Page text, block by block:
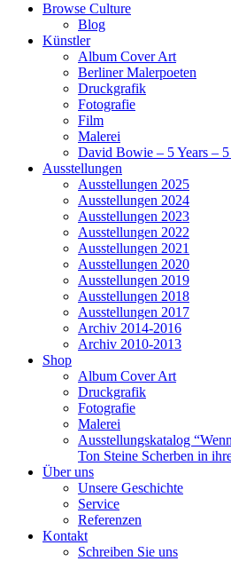
Browse Culture
Blog
Künstler
Album Cover Art
Berliner Malerpoeten
Druckgrafik
Fotografie
Film
Malerei
David Bowie – 5 Years –
Ausstellungen
Ausstellungen 2025
Ausstellungen 2024
Ausstellungen 2023
Ausstellungen 2022
Ausstellungen 2021
Ausstellungen 2020
Ausstellungen 2019
Ausstellungen 2018
Ausstellungen 2017
Archiv 2014-2016
Archiv 2010-2013
Shop
Album Cover Art
Druckgrafik
Fotografie
Malerei
Ausstellungskatalog
Ton Steine Scherben in
Über uns
Unsere Geschichte
Service
Referenzen
Kontakt
Schreiben Sie uns